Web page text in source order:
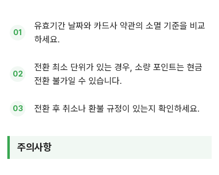
유효기간 날짜와 카드사 약관의 소멸 기준을 비교
하세요.
전환 최소 단위가 있는 경우, 소량 포인트는 현금
전환 불가일 수 있습니다.
전환 후 취소나 환불 규정이 있는지 확인하세요.
주의사항